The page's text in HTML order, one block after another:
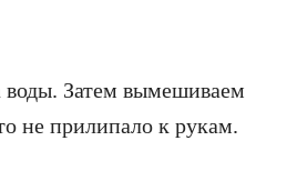
воды. Затем вымешиваем
не прилипало к рукам.